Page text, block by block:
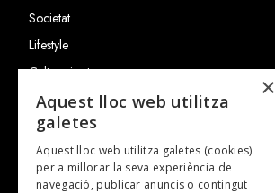
Societat
Lifestyle
Cultura i art
Entrevistes
Gastronomia
TV
Plans per fer
×
Aquest lloc web utilitza
galetes
Aquest lloc web utilitza galetes (cookies)
per a millorar la seva experiència de
navegació, publicar anuncis o contingut